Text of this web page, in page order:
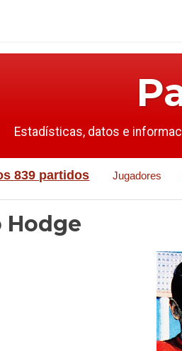
Estadísticas, datos e
839 partidos Jugadores
Hodge